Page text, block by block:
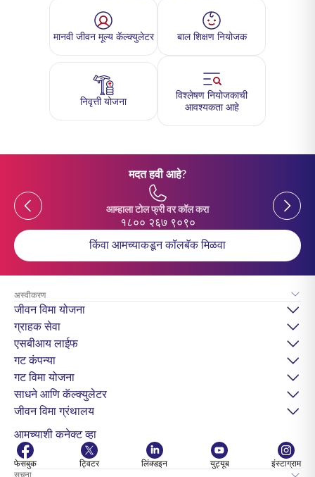
मानवी जीवन मूल्य कॅल्क्युलेटर बाल शिक्षण नियोजक
निवृत्ती योजना
विश्लेषण नियोजकाची
आवश्यकता आहे
मदत हवी आहे?
Previous
आम्हाला टोल फ्री वर कॉल करा
१८०० २६७ ९०९०
Previous
किंवा आमच्याकडून कॉलबॅक मिळवा
अस्वीकरण
जीवन विमा योजना
ग्राहक सेवा
एसबीआय लाईफ
गट कंपन्या
गट विमा योजना
साधने आणि कॅल्क्युलेटर
जीवन विमा ग्रंथालय
आमच्याशी कनेक्ट व्हा
फेसबुक ट्विटर लिंक्डइन युट्यूब
इंस्टाग्राम
सूचना